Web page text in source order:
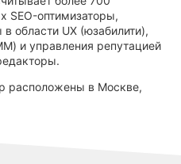
SEO-оптимизаторы,
области UX (юзабилити),
и управления репутацией
расположены в Москве,